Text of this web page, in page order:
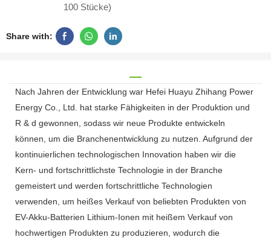
100 Stücke)
Share with:
Nach Jahren der Entwicklung war Hefei Huayu Zhihang Power
Energy Co., Ltd. hat starke Fähigkeiten in der Produktion und
R & d gewonnen, sodass wir neue Produkte entwickeln
können, um die Branchenentwicklung zu nutzen. Aufgrund der
kontinuierlichen technologischen Innovation haben wir die
Kern- und fortschrittlichste Technologie in der Branche
gemeistert und werden fortschrittliche Technologien
verwenden, um heißes Verkauf von beliebten Produkten von
EV-Akku-Batterien Lithium-Ionen mit heißem Verkauf von
hochwertigen Produkten zu produzieren, wodurch die